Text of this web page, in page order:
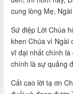
cung lòng Mẹ,
Sứ điệp Lời Chúa
khen Chúa vì Ngài
vĩ đại nhất chính
chính là sự quảng
Cất cao lời tạ ơn